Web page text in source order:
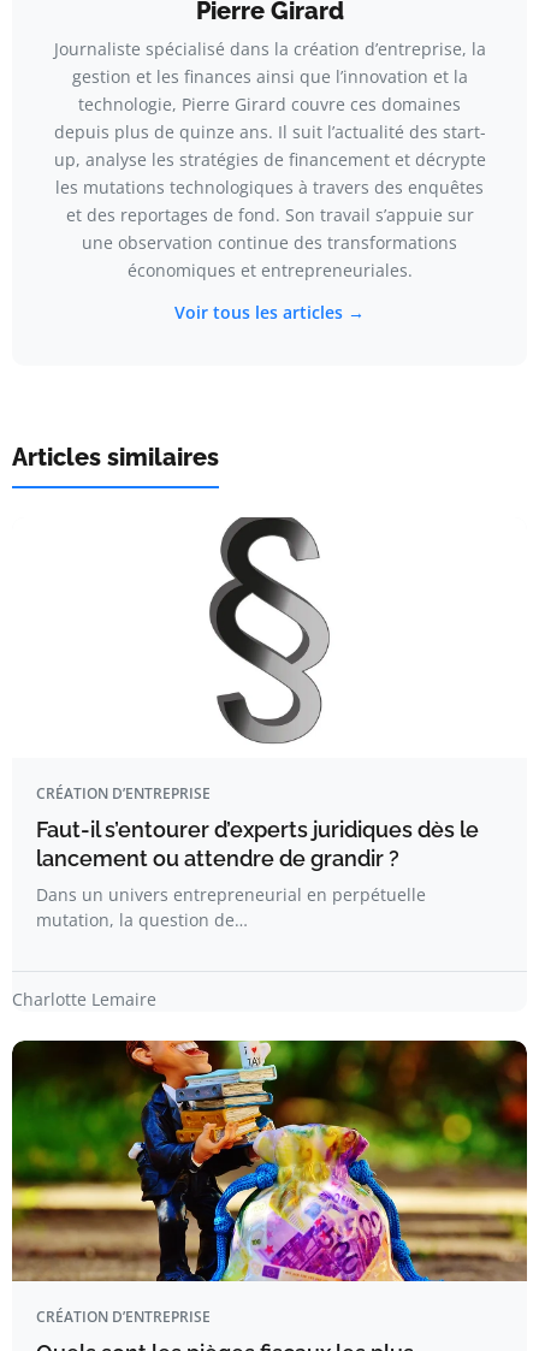
Pierre Girard
Journaliste spécialisé dans la création d’entreprise, la
gestion et les finances ainsi que l’innovation et la
technologie, Pierre Girard couvre ces domaines
depuis plus de quinze ans. Il suit l’actualité des start-
up, analyse les stratégies de financement et décrypte
les mutations technologiques à travers des enquêtes
et des reportages de fond. Son travail s’appuie sur
une observation continue des transformations
économiques et entrepreneuriales.
Voir tous les articles →
Articles similaires
CRÉATION D’ENTREPRISE
Faut-il s’entourer d’experts juridiques dès le
lancement ou attendre de grandir ?
Dans un univers entrepreneurial en perpétuelle
mutation, la question de…
Charlotte Lemaire
CRÉATION D’ENTREPRISE